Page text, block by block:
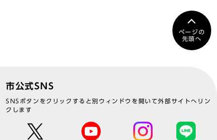
ページの
先頭へ
市公式SNS
SNSボタンをクリックすると別ウィンドウを開いて外部サイトへリン
クします